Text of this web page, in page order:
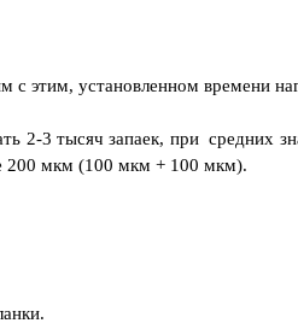
этим, установленном времени
2-3 тысяч запаек, при средних
200 мкм (100 мкм + 100 мкм).